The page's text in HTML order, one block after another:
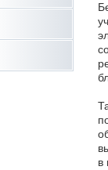
в